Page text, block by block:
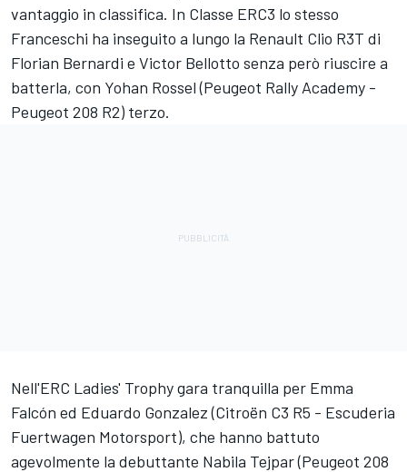
vantaggio in classifica. In Classe ERC3 lo stesso
Franceschi ha inseguito a lungo la Renault Clio R3T di
Florian Bernardi e Victor Bellotto senza però riuscire a
batterla, con Yohan Rossel (Peugeot Rally Academy -
Peugeot 208 R2) terzo.
Nell'ERC Ladies' Trophy gara tranquilla per Emma
Falcón ed Eduardo Gonzalez (Citroën C3 R5 - Escuderia
Fuertwagen Motorsport), che hanno battuto
agevolmente la debuttante Nabila Tejpar (Peugeot 208